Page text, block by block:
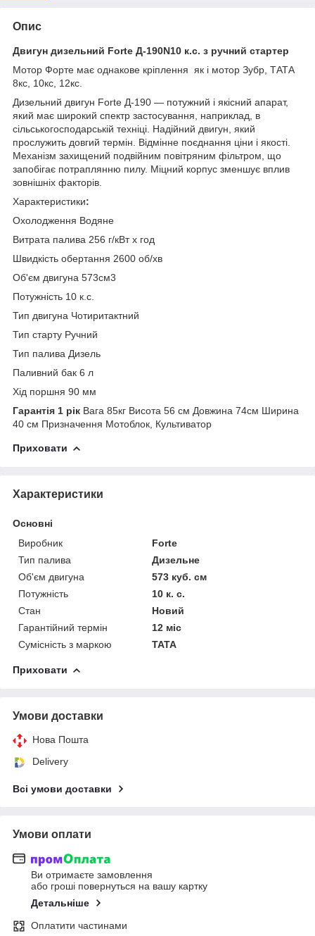
Опис
Двигун дизельний Forte Д-190N10 к.с. з ручний стартер
Мотор Форте має однакове кріплення як і мотор Зубр, ТАТА
8кс, 10кс, 12кс.
Дизельний двигун Forte Д-190 — потужний і якісний апарат,
який має широкий спектр застосування, наприклад, в
сільськогосподарській техніці. Надійний двигун, який
прослужить довгий термін. Відмінне поєднання ціни і якості.
Механізм захищений подвійним повітряним фільтром, що
запобігає потраплянню пилу. Міцний корпус зменшує вплив
зовнішніх факторів.
Характеристики:
Охолодження Водяне
Витрата палива 256 г/кВт х год
Швидкість обертання 2600 об/хв
Об'єм двигуна 573см3
Потужність 10 к.с.
Тип двигуна Чотиритактний
Тип старту Ручний
Тип палива Дизель
Паливний бак 6 л
Хід поршня 90 мм
Гарантія 1 рік Вага 85кг Висота 56 см Довжина 74см Ширина
40 см Призначення Мотоблок, Культиватор
Приховати
Характеристики
Основні
Виробник
Forte
Тип палива
Дизельне
Об'єм двигуна
573 куб. см
Потужність
10 к. с.
Стан
Новий
Гарантійний термін
12 міс
Сумісність з маркою
TATA
Приховати
Умови доставки
Нова Пошта
Delivery
Всі умови доставки
Умови оплати
Ви отримаєте замовлення
або гроші повернуться на вашу картку
Детальніше
Оплатити частинами